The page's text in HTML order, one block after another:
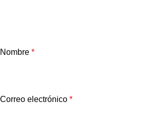
Nombre *
Correo electrónico *